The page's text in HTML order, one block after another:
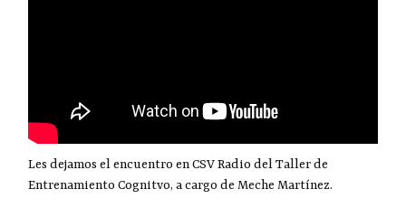
Les dejamos el encuentro en CSV Radio del Taller de
Entrenamiento Cognitvo, a cargo de Meche Martínez.